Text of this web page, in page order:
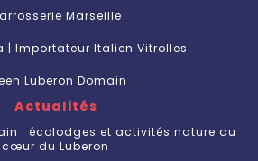
Marseille
| Importateur Italien Vitrolles
Luberon Domain
Actualités
: écolodges et activités nature au
cœur du Luberon